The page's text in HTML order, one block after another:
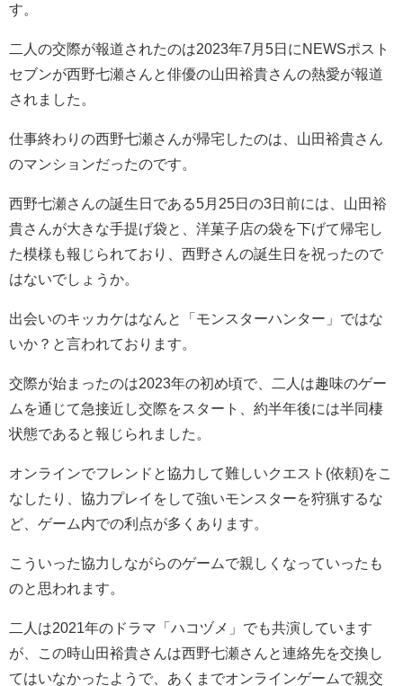
す。
二人の交際が報道されたのは2023年7月5日にNEWSポスト
セブンが西野七瀬さんと俳優の山田裕貴さんの熱愛が報道
されました。
仕事終わりの西野七瀬さんが帰宅したのは、山田裕貴さん
のマンションだったのです。
西野七瀬さんの誕生日である5月25日の3日前には、山田裕
貴さんが大きな手提げ袋と、洋菓子店の袋を下げて帰宅し
た模様も報じられており、西野さんの誕生日を祝ったので
はないでしょうか。
出会いのキッカケはなんと「モンスターハンター」ではな
いか？と言われております。
交際が始まったのは2023年の初め頃で、二人は趣味のゲー
ムを通じて急接近し交際をスタート、約半年後には半同棲
状態であると報じられました。
オンラインでフレンドと協力して難しいクエスト(依頼)をこ
なしたり、協力プレイをして強いモンスターを狩猟するな
ど、ゲーム内での利点が多くあります。
こういった協力しながらのゲームで親しくなっていったも
のと思われます。
二人は2021年のドラマ「ハコヅメ」でも共演しています
が、この時山田裕貴さんは西野七瀬さんと連絡先を交換し
てはいなかったようで、あくまでオンラインゲームで親交